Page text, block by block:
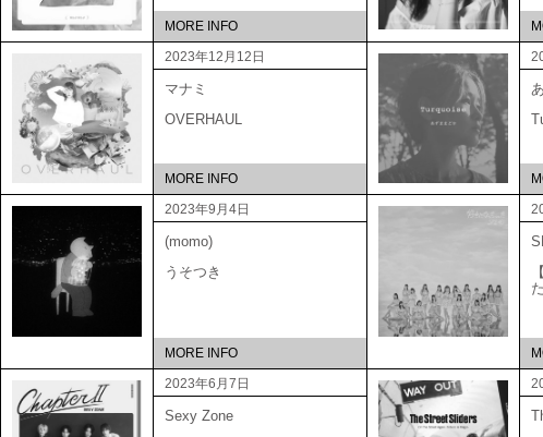
MORE INFO
2023年12月12日
マナミ
OVERHAUL
MORE INFO
2023年9月4日
(momo)
うそつき
MORE INFO
た
2023年6月7日
Sexy Zone